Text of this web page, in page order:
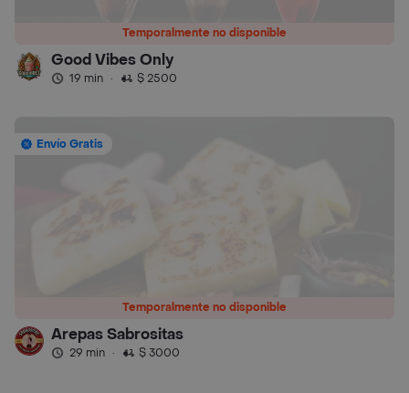
Temporalmente no disponible
Good Vibes Only
19 min · $ 2500
Temporalmente no disponible
Envío Gratis
Arepas Sabrositas
29 min · $ 3000